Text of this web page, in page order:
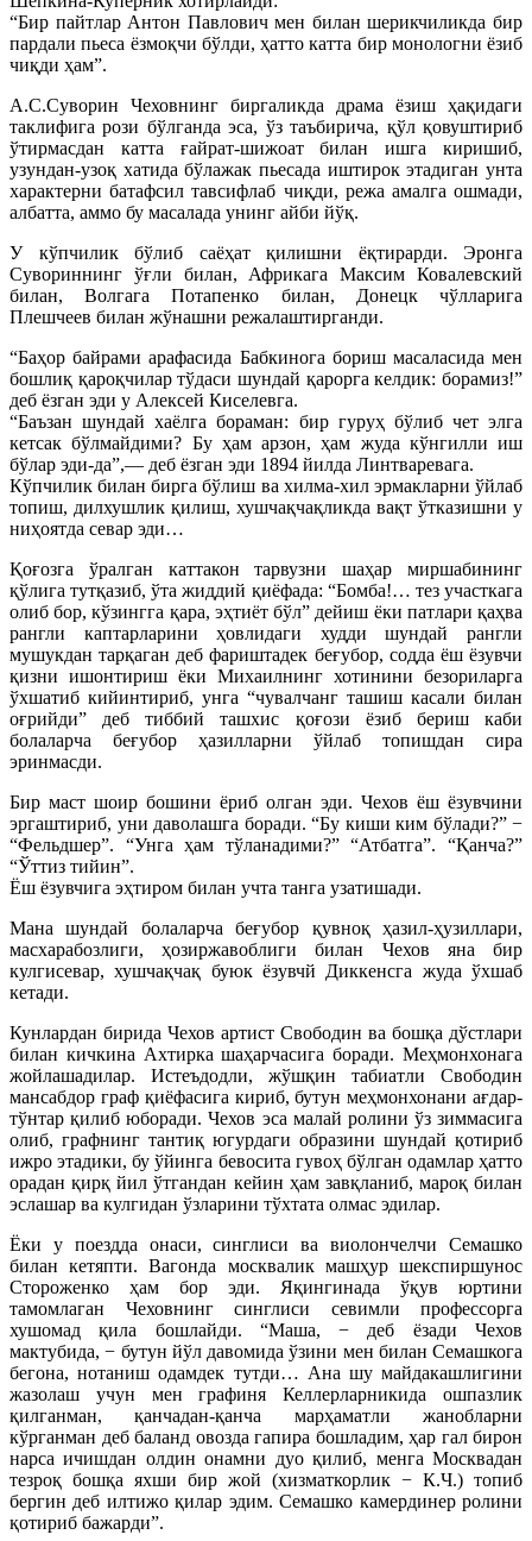
“Бир пайтлар Антон Павлович мен билан шерикчиликда бир
пардали пьеса ёзмоқчи бўлди, ҳатто катта бир монологни ёзиб
чиқди ҳам”.
А.С.Суворин Чеховнинг биргаликда драма ёзиш ҳақидаги
таклифига рози бўлганда эса, ўз таъбирича, қўл қовуштириб
ўтирмасдан катта ғайрат-шижоат билан ишга киришиб,
узундан-узоқ хатида бўлажак пьесада иштирок этадиган унта
характерни батафсил тавсифлаб чиқди, режа амалга ошмади,
албатта, аммо бу масалада унинг айби йўқ.
У кўпчилик бўлиб саёҳат қилишни ёқтирарди. Эронга
Сувориннинг ўғли билан, Африкага Максим Ковалевский
билан, Волгага Потапенко билан, Донецк чўлларига
Плешчеев билан жўнашни режалаштирганди.
“Баҳор байрами арафасида Бабкинога бориш масаласида мен
бошлиқ қароқчилар тўдаси шундай қарорга келдик: борамиз!”
деб ёзган эди у Алексей Киселевга.
“Баъзан шундай хаёлга бораман: бир гуруҳ бўлиб чет элга
кетсак бўлмайдими? Бу ҳам арзон, ҳам жуда кўнгилли иш
бўлар эди-да”,— деб ёзган эди 1894 йилда Линтваревага.
Кўпчилик билан бирга бўлиш ва хилма-хил эрмакларни ўйлаб
топиш, дилхушлик қилиш, хушчақчақликда вақт ўтказишни у
ниҳоятда севар эди…
Қоғозга ўралган каттакон тарвузни шаҳар миршабининг
қўлига тутқазиб, ўта жиддий қиёфада: “Бомба!… тез участкага
олиб бор, кўзингга қара, эҳтиёт бўл” дейиш ёки патлари қаҳва
рангли каптарларини ҳовлидаги худди шундай рангли
мушукдан тарқаган деб фариштадек беғубор, содда ёш ёзувчи
қизни ишонтириш ёки Михаилнинг хотинини безориларга
ўхшатиб кийинтириб, унга “чувалчанг ташиш касали билан
оғрийди” деб тиббий ташхис қоғози ёзиб бериш каби
болаларча беғубор ҳазилларни ўйлаб топишдан сира
эринмасди.
Бир маст шоир бошини ёриб олган эди. Чехов ёш ёзувчини
эргаштириб, уни даволашга боради. “Бу киши ким бўлади?” −
“Фельдшер”. “Унга ҳам тўланадими?” “Атбатга”. “Қанча?”
“Ўттиз тийин”.
Ёш ёзувчига эҳтиром билан учта танга узатишади.
Мана шундай болаларча беғубор қувноқ ҳазил-ҳузиллари,
масхарабозлиги, ҳозиржавоблиги билан Чехов яна бир
кулгисевар, хушчақчақ буюк ёзувчй Диккенсга жуда ўхшаб
кетади.
Кунлардан бирида Чехов артист Свободин ва бошқа дўстлари
билан кичкина Ахтирка шаҳарчасига боради. Меҳмонхонага
жойлашадилар. Истеъдодли, жўшқин табиатли Свободин
мансабдор граф қиёфасига кириб, бутун меҳмонхонани ағдар-
тўнтар қилиб юборади. Чехов эса малай ролини ўз зиммасига
олиб, графнинг тантиқ югурдаги образини шундай қотириб
ижро этадики, бу ўйинга бевосита гувоҳ бўлган одамлар ҳатто
орадан қирқ йил ўтгандан кейин ҳам завқланиб, мароқ билан
эслашар ва кулгидан ўзларини тўхтата олмас эдилар.
Ёки у поездда онаси, синглиси ва виолончелчи Семашко
билан кетяпти. Вагонда москвалик машҳур шекспиршунос
Стороженко ҳам бор эди. Яқингинада ўқув юртини
тамомлаган Чеховнинг синглиси севимли профессорга
хушомад қила бошлайди. “Маша, − деб ёзади Чехов
мактубида, − бутун йўл давомида ўзини мен билан Семашкога
бегона, нотаниш одамдек тутди… Ана шу майдакашлигини
жазолаш учун мен графиня Келлерларникида ошпазлик
қилганман, қанчадан-қанча марҳаматли жанобларни
кўрганман деб баланд овозда гапира бошладим, ҳар гал бирон
нарса ичишдан олдин онамни дуо қилиб, менга Москвадан
тезроқ бошқа яхши бир жой (хизматкорлик − К.Ч.) топиб
бергин деб илтижо қилар эдим. Семашко камердинер ролини
қотириб бажарди”.